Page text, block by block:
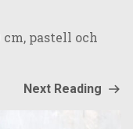
cm, pastell och
Next Reading